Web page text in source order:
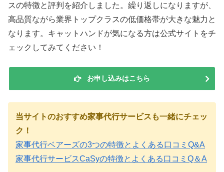
スの特徴と評判を紹介しました。繰り返しになりますが、
高品質ながら業界トップクラスの低価格帯が大きな魅力と
なります。キャットハンドが気になる方は公式サイトをチ
ェックしてみてください！
お申し込みはこちら
当サイトのおすすめ家事代行サービスも一緒にチェッ
ク！
家事代行ベアーズの3つの特徴とよくある口コミQ&A
家事代行サービスCaSyの特徴とよくある口コミQ＆A